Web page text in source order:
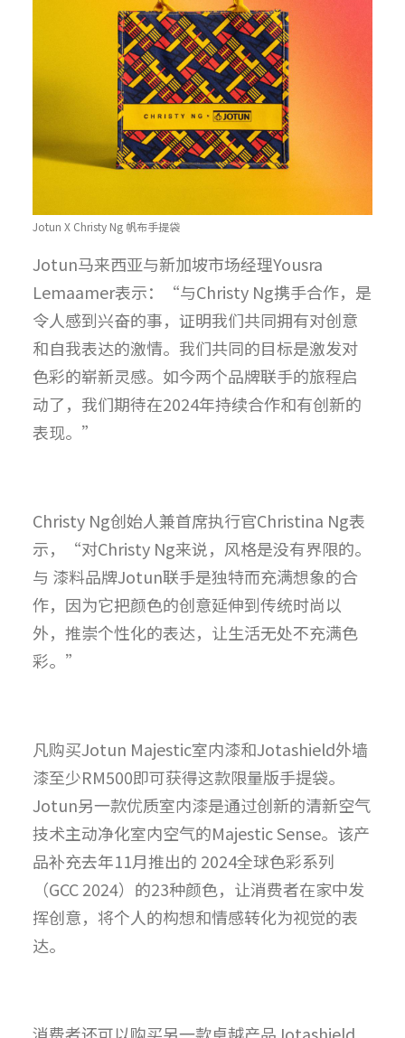
Jotun X Christy Ng 帆布手提袋
Jotun马来西亚与新加坡市场经理Yousra
Lemaamer表示：“与Christy Ng携手合作，是
令人感到兴奋的事，证明我们共同拥有对创意
和自我表达的激情。我们共同的目标是激发对
色彩的崭新灵感。如今两个品牌联手的旅程启
动了，我们期待在2024年持续合作和有创新的
表现。”
Christy Ng创始人兼首席执行官Christina Ng表
示，“对Christy Ng来说，风格是没有界限的。
与 漆料品牌Jotun联手是独特而充满想象的合
作，因为它把颜色的创意延伸到传统时尚以
外，推崇个性化的表达，让生活无处不充满色
彩。”
凡购买Jotun Majestic室内漆和Jotashield外墙
漆至少RM500即可获得这款限量版手提袋。
Jotun另一款优质室内漆是通过创新的清新空气
技术主动净化室内空气的Majestic Sense。该产
品补充去年11月推出的 2024全球色彩系列
（GCC 2024）的23种颜色，让消费者在家中发
挥创意，将个人的构想和情感转化为视觉的表
达。